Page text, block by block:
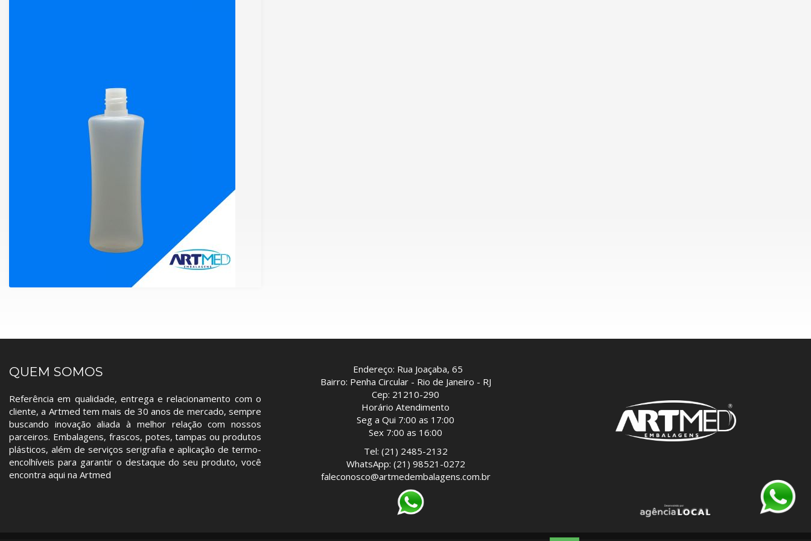
QUEM SOMOS
Referência em qualidade, entrega e relacionamento com o
cliente, a Artmed tem mais de 30 anos de mercado, sempre
buscando inovação aliada à melhor relação com nossos
parceiros. Embalagens, frascos, potes, tampas ou produtos
plásticos, além de serviços serigrafia e aplicação de termo-
encolhíveis para garantir o destaque do seu produto, você
encontra aqui na Artmed
Endereço: Rua Joaçaba, 65
Bairro: Penha Circular - Rio de Janeiro - RJ
Cep: 21210-290
Horário Atendimento
Seg a Qui 7:00 as 17:00
Sex 7:00 as 16:00
Tel: (21) 2485-2132
WhatsApp: (21) 98521-0272
faleconosco@artmedembalagens.com.br